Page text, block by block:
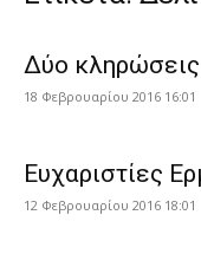
Δύο
18 Φεβρουαρίου 2016 16:01
Ευχαριστίες
12 Φεβρουαρίου 2016 18:01